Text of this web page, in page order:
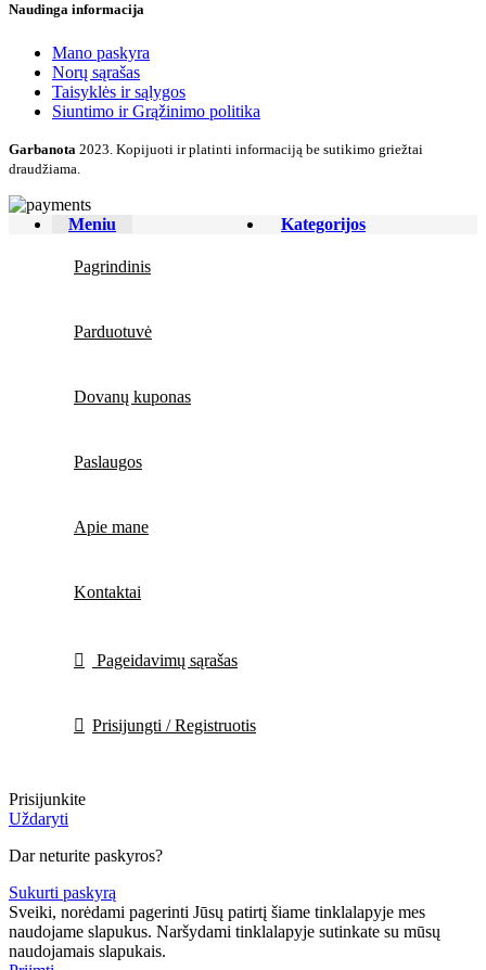
Naudinga informacija
Mano paskyra
Norų sąrašas
Taisyklės ir sąlygos
Siuntimo ir Grąžinimo politika
Garbanota 2023. Kopijuoti ir platinti informaciją be sutikimo griežtai
draudžiama.
Meniu Kategorijos
Pagrindinis
Parduotuvė
Dovanų kuponas
Paslaugos
Apie mane
Kontaktai
Pageidavimų sąrašas
Prisijungti / Registruotis
Prisijunkite
Uždaryti
Dar neturite paskyros?
Sukurti paskyrą
Sveiki, norėdami pagerinti Jūsų patirtį šiame tinklalapyje mes
naudojame slapukus. Naršydami tinklalapyje sutinkate su mūsų
naudojamais slapukais.